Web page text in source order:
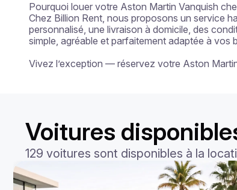
Pourquoi louer votre Aston Martin Vanquish
Chez Billion Rent, nous proposons un service
personnalisé, une livraison à domicile, des
simple, agréable et parfaitement adaptée à vos
Vivez l’exception — réservez votre Aston
Voitures
129 voitures sont disponibles à la